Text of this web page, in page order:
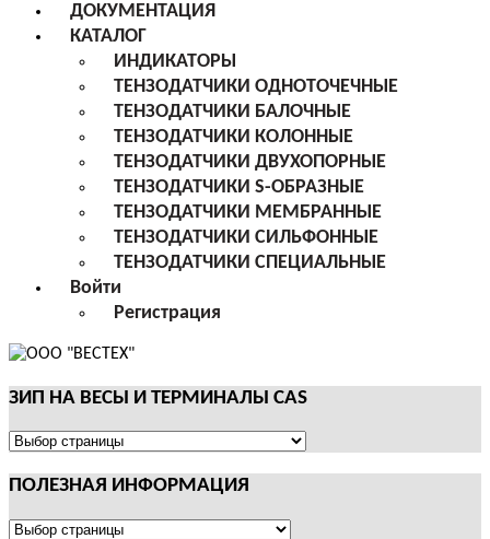
ДОКУМЕНТАЦИЯ
КАТАЛОГ
ИНДИКАТОРЫ
ТЕНЗОДАТЧИКИ ОДНОТОЧЕЧНЫЕ
ТЕНЗОДАТЧИКИ БАЛОЧНЫЕ
ТЕНЗОДАТЧИКИ КОЛОННЫЕ
ТЕНЗОДАТЧИКИ ДВУХОПОРНЫЕ
ТЕНЗОДАТЧИКИ S-ОБРАЗНЫЕ
ТЕНЗОДАТЧИКИ МЕМБРАННЫЕ
ТЕНЗОДАТЧИКИ СИЛЬФОННЫЕ
ТЕНЗОДАТЧИКИ СПЕЦИАЛЬНЫЕ
Войти
Регистрация
ЗИП НА ВЕСЫ И ТЕРМИНАЛЫ CAS
ЗИП
ВЕСЫ
ТЕРМИНАЛЫ
ПОЛЕЗНАЯ ИНФОРМАЦИЯ
ПОЛЕЗНАЯ